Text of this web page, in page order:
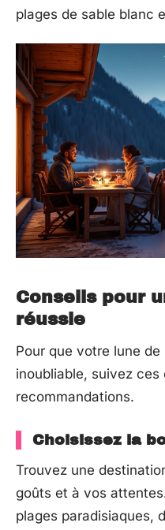
plages de sable blanc
Conseils pour
réussie
Pour que votre lune
inoubliable, suivez ces
recommandations.
Choisissez la
Trouvez une
goûts et à vos
plages paradisiaques,